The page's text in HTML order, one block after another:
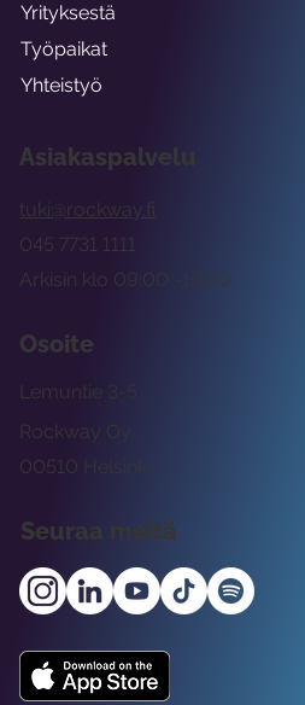
Asiakaspalvelu
tuki@rockway.fi
Arkisin klo 09:00 -15:00
045 7731 1111
Osoite
Rockway Oy
Lemuntie 3-5
00510 Helsinki
Seuraa meitä
Yrityksestä
Työpaikat
Yhteistyö